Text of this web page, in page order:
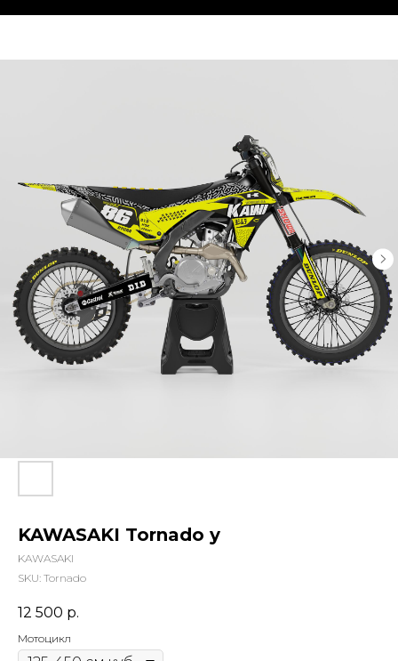
KAWASAKI Tornado y
KAWASAKI
SKU: Tornado
12 500 р.
Мотоцикл